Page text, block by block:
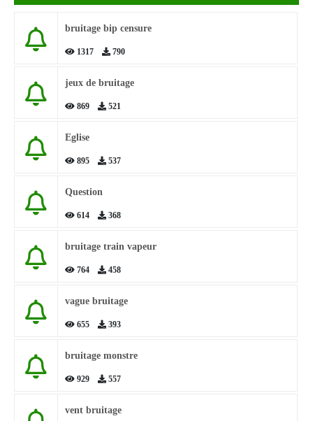
bruitage bip censure
1317 790
jeux de bruitage
869 521
Eglise
895 537
Question
614 368
bruitage train vapeur
764 458
vague bruitage
655 393
bruitage monstre
929 557
vent bruitage